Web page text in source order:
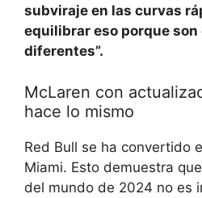
subviraje en las curvas
equilibrar eso porque son
diferentes”.
McLaren con
hace lo mismo
Red Bull se ha convertido
Miami. Esto demuestra
del mundo de 2024 no es